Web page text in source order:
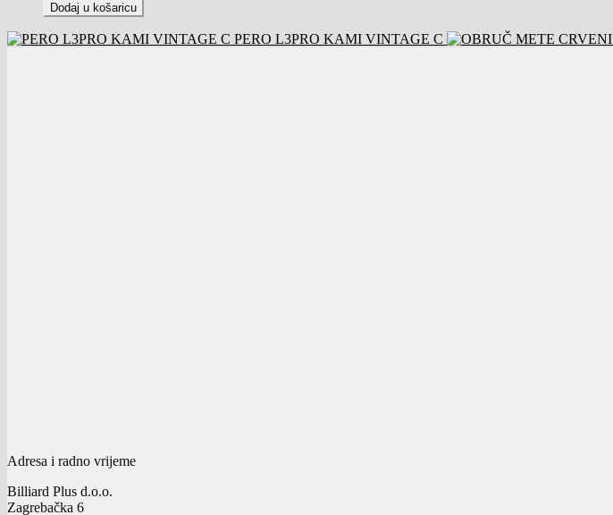
Dodaj u košaricu
PERO L3PRO KAMI VINTAGE C
Adresa i radno vrijeme
Billiard Plus d.o.o.
Zagrebačka 6